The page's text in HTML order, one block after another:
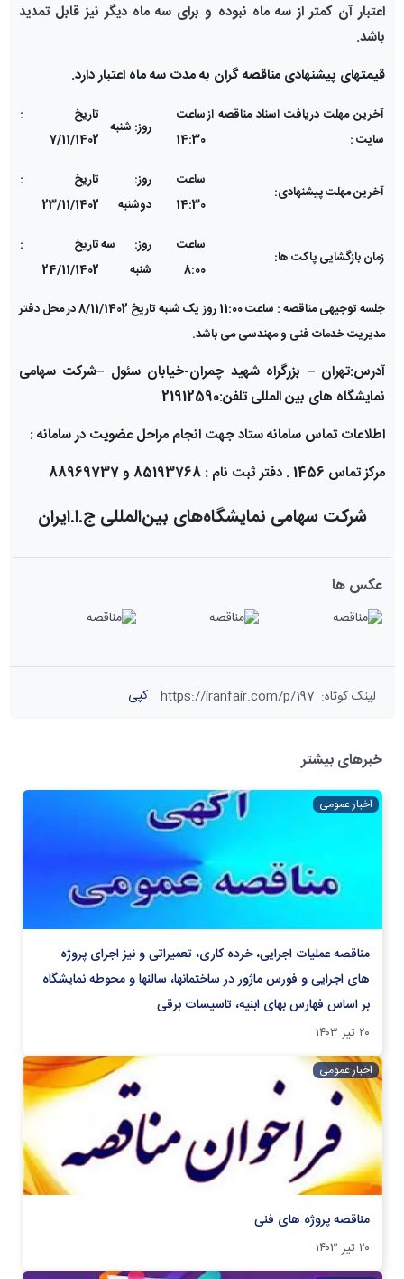
اعتبار آن کمتر از سه ماه نبوده و برای سه ماه دیگر نیز قابل تمدید
باشد.
قیمت­های پیشنهادی مناقصه گران به مدت سه ماه اعتبار دارد.
آخرین مهلت دریافت اسناد مناقصه از
سایت :
ساعت
14:30
روز: شنبه
تاریخ :
7/11/1402
آخرین مهلت پیشنهادی:
ساعت
14:30
روز:
دوشنبه
تاریخ :
23/11/1402
زمان بازگشایی پاکت ها:
ساعت
8:00
روز: سه
شنبه
تاریخ :
24/11/1402
جلسه توجیهی مناقصه : ساعت 11:00 روز یک شنبه تاریخ 8/11/1402 در محل دفتر
مدیریت خدمات فنی و مهندسی می باشد.
آدرس:تهران– بزرگراه شهید چمران-خیابان سئول –شرکت سهامی
نمایشگاه های بین المللی تلفن:21912590
اطلاعات تماس سامانه ستاد جهت انجام مراحل عضویت در سامانه :
مرکز تماس 1456 . دفتر ثبت نام : 85193768 و 88969737
شرکت سهامی نمایشگاه‌های بین‌المللی ج.ا.ایران
عکس ها
لینک کوتاه:
https://iranfair.com/p/197 کپی
خبرهای بیشتر
اخبار عمومی
مناقصه عملیات اجرایی، خرده کاری، تعمیراتی و نیز اجرای پروژه
های اجرایی و فورس ماژور در ساختمانها، سالنها و محوطه نمایشگاه
بر اساس فهارس بهای ابنیه، تاسیسات برقی
۲۰ تیر ۱۴۰۳
اخبار عمومی
مناقصه پروژه های فنی
۲۰ تیر ۱۴۰۳